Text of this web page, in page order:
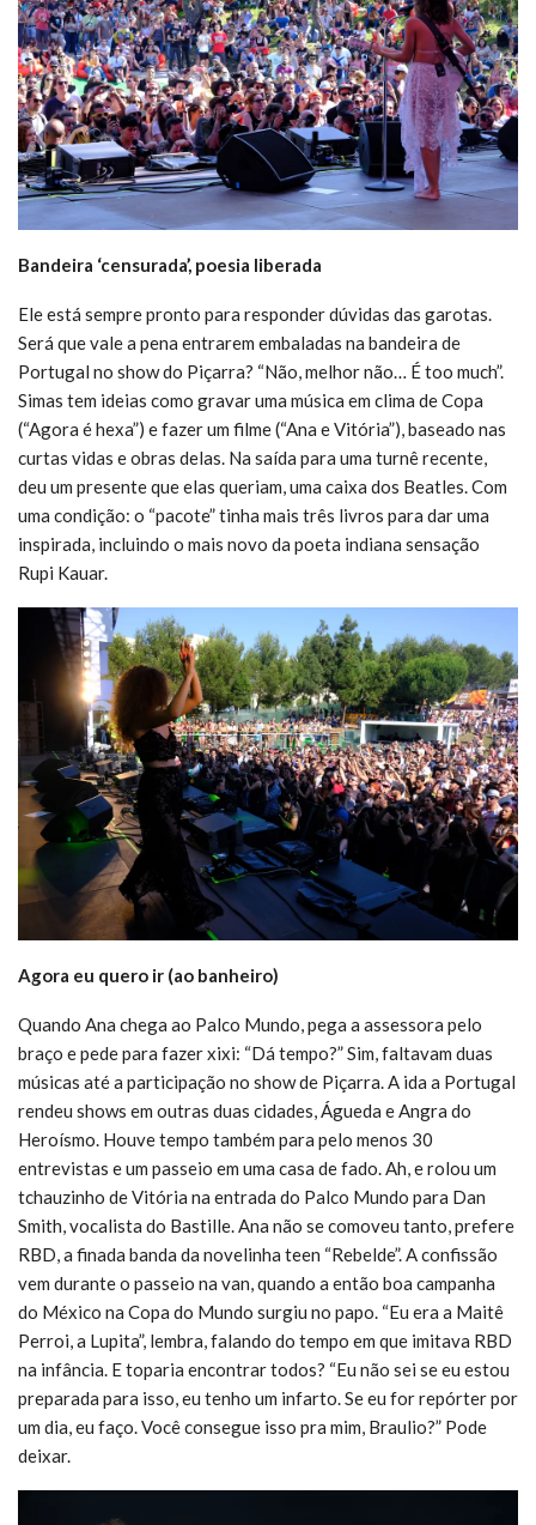
Bandeira ‘censurada’, poesia liberada
Ele está sempre pronto para responder dúvidas das garotas.
Será que vale a pena entrarem embaladas na bandeira de
Portugal no show do Piçarra? “Não, melhor não… É too much”.
Simas tem ideias como gravar uma música em clima de Copa
(“Agora é hexa”) e fazer um filme (“Ana e Vitória”), baseado nas
curtas vidas e obras delas. Na saída para uma turnê recente,
deu um presente que elas queriam, uma caixa dos Beatles. Com
uma condição: o “pacote” tinha mais três livros para dar uma
inspirada, incluindo o mais novo da poeta indiana sensação
Rupi Kauar.
Agora eu quero ir (ao banheiro)
Quando Ana chega ao Palco Mundo, pega a assessora pelo
braço e pede para fazer xixi: “Dá tempo?” Sim, faltavam duas
músicas até a participação no show de Piçarra. A ida a Portugal
rendeu shows em outras duas cidades, Águeda e Angra do
Heroísmo. Houve tempo também para pelo menos 30
entrevistas e um passeio em uma casa de fado. Ah, e rolou um
tchauzinho de Vitória na entrada do Palco Mundo para Dan
Smith, vocalista do Bastille. Ana não se comoveu tanto, prefere
RBD, a finada banda da novelinha teen “Rebelde”. A confissão
vem durante o passeio na van, quando a então boa campanha
do México na Copa do Mundo surgiu no papo. “Eu era a Maitê
Perroi, a Lupita”, lembra, falando do tempo em que imitava RBD
na infância. E toparia encontrar todos? “Eu não sei se eu estou
preparada para isso, eu tenho um infarto. Se eu for repórter por
um dia, eu faço. Você consegue isso pra mim, Braulio?” Pode
deixar.